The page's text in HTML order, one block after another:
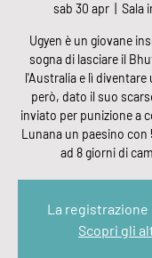
sab 30 apr Sala
Ugyen è un giovane
sogna di lasciare il
l'Australia e lì
però, dato il suo
inviato per punizione a
Lunana un paesino con
ad 8 giorni di
La registrazione
Scopri gli